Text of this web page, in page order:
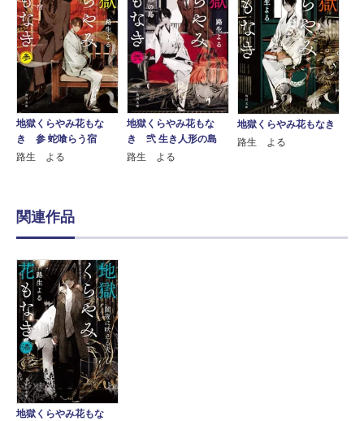
地獄くらやみ花もな
き 参 蛇喰らう宿
路生 よる
地獄くらやみ花もな
き 弐 生き人形の島
路生 よる
地獄くらやみ花もなき
路生 よる
関連作品
地獄くらやみ花もな